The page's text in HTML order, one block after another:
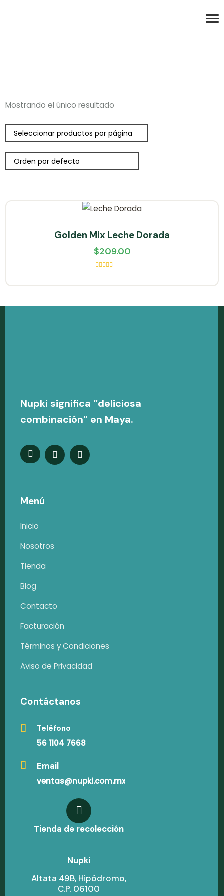
Mostrando el único resultado
Golden Mix Leche Dorada
$209.00
5
Nupki significa “deliciosa
combinación” en Maya.
Menú
Inicio
Nosotros
Tienda
Blog
Contacto
Facturación
Términos y Condiciones
Aviso de Privacidad
Contáctanos
Teléfono
56 1104 7668
Email
ventas@nupki.com.mx
Tienda de recolección
Nupki
Altata 49B, Hipódromo,
C.P. 06100